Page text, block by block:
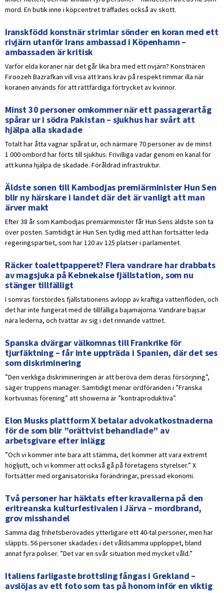
mord. En butik inne i köpcentret träffades också av skott.
Iranskfödd konstnär strimlar sönder en koran med ett
rivjärn utanför Irans ambassad i Köpenhamn –
ambassaden är kritisk
Varför elda koraner när det går lika bra med ett rivjärn? Konstnären
Firoozeh Bazrafkan vill visa att Irans krav på respekt rimmar illa när
koranen används för att rättfärdiga förtrycket av kvinnor.
Minst 30 personer omkommer när ett passagerartåg
spårar ur i södra Pakistan – sjukhus har svårt att
hjälpa alla skadade
Totalt har åtta vagnar spårat ur, och närmare 70 personer av de minst
1 000 ombord har förts till sjukhus. Frivilliga vadar genom en kanal för
att kunna hjälpa de skadade. Föråldrad infrastruktur.
Äldste sonen till Kambodjas premiärminister Hun Sen
blir ny härskare i landet där det är vanligt att man
ärver makt
Efter 38 år som Kambodjas premiärminister får Hun Sens äldste son ta
över posten. Samtidigt är Hun Sen tydlig med att han fortsätter leda
regeringspartiet, som har 120 av 125 platser i parlamentet.
Räcker toalettpapperet? Flera vandrare har drabbats
av magsjuka på Kebnekaise fjällstation, som nu
stänger tillfälligt
I somras förstördes fjällstationens avlopp av kraftiga vattenflöden, och
det har inte fungerat med de tillfälliga bajamajorna. Vandrare bajsar
nära lederna, och tvättar av sig i det rinnande vattnet.
Spanska dvärgar välkomnas till Frankrike för
tjurfäktning – får inte uppträda i Spanien, där det ses
som diskriminering
”Den verkliga diskrimineringen är att beröva dem deras försörjning”,
säger truppens manager. Samtidigt menar ordföranden i ”Franska
kortvuxnas förening” att showerna är ”kontraproduktiva”.
Elon Musks plattform X betalar advokatkostnaderna
för de som blir ”orättvist behandlade” av
arbetsgivare efter inlägg
”Och vi kommer inte bara att stämma, det kommer att vara extremt
högljutt, och vi kommer att också gå på företagens styrelser.” X
fortsätter med organisatoriska förändringar, pressad ekonomi.
Två personer har häktats efter kravallerna på den
eritreanska kulturfestivalen i Järva – mordbrand,
grov misshandel
Samma dag frihetsberövades ytterligare ett 40-tal personer, men har
släppts. 56 personer skadades i det våldsamma upploppet, bland
annat fyra poliser. ”Det var en svår situation med mycket våld.”
Italiens farligaste brottsling fångas i Grekland –
avslöjas av ett foto som tas på honom inför en viktig